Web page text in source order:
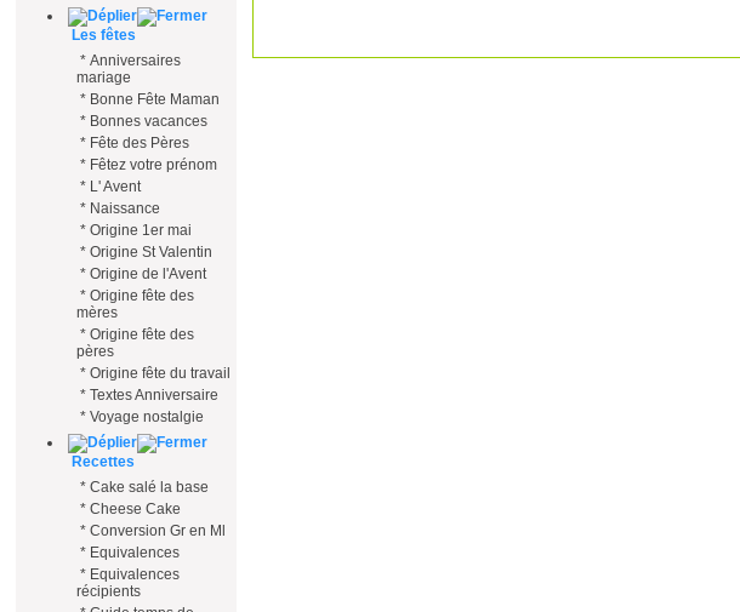
Les fêtes
* Anniversaires
mariage
* Bonne Fête Maman
* Bonnes vacances
* Fête des Pères
* Fêtez votre prénom
* L' Avent
* Naissance
* Origine 1er mai
* Origine St Valentin
* Origine de l'Avent
* Origine fête des
mères
* Origine fête des
pères
* Origine fête du travail
* Textes Anniversaire
* Voyage nostalgie
Recettes
* Cake salé la base
* Cheese Cake
* Conversion Gr en Ml
* Equivalences
* Equivalences
récipients